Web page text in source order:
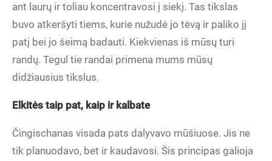
ant laurų ir toliau koncentravosi į siekį. Tas tikslas
buvo atkeršyti tiems, kurie nužudė jo tėvą ir paliko jį
patį bei jo šeimą badauti. Kiekvienas iš mūsų turi
randų. Tegul tie randai primena mums mūsų
didžiausius tikslus.
Elkitės taip pat, kaip ir kalbate
Čingischanas visada pats dalyvavo mūšiuose. Jis ne
tik planuodavo, bet ir kaudavosi. Šis principas galioja